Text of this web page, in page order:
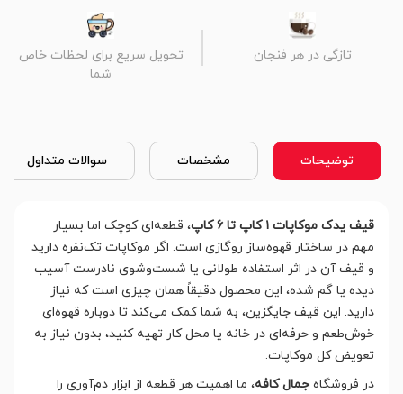
تازگی در هر فنجان
تحویل سریع برای لحظات خاص
شما
توضیحات مشخصات سوالات متداول
قیف یدک موکاپات ۱ کاپ تا 6 کاپ
، قطعه‌ای کوچک اما بسیار
مهم در ساختار قهوه‌ساز روگازی است. اگر موکاپات تک‌نفره دارید
و قیف آن در اثر استفاده طولانی یا شست‌وشوی نادرست آسیب
دیده یا گم شده، این محصول دقیقاً همان چیزی است که نیاز
دارید. این قیف جایگزین، به شما کمک می‌کند تا دوباره قهوه‌ای
خوش‌طعم و حرفه‌ای در خانه یا محل کار تهیه کنید، بدون نیاز به
تعویض کل موکاپات.
در فروشگاه جمال کافه، ما اهمیت هر قطعه از ابزار دم‌آوری را